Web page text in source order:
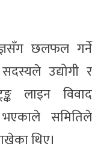
छलफल गर्ने
उद्योगी र
लाइन विवाद
समितिले
थिए।